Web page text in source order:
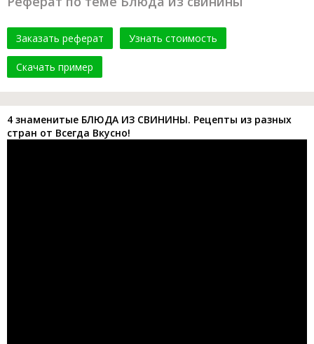
Заказать реферат Узнать стоимость
Скачать пример
4 знаменитые БЛЮДА ИЗ СВИНИНЫ. Рецепты из разных
стран от Всегда Вкусно!